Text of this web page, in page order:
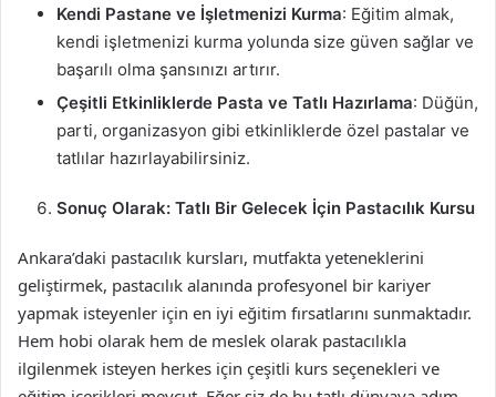
Kendi Pastane ve İşletmenizi Kurma: Eğitim almak,
kendi işletmenizi kurma yolunda size güven sağlar ve
başarılı olma şansınızı artırır.
Çeşitli Etkinliklerde Pasta ve Tatlı Hazırlama: Düğün,
parti, organizasyon gibi etkinliklerde özel pastalar ve
tatlılar hazırlayabilirsiniz.
Sonuç Olarak: Tatlı Bir Gelecek İçin Pastacılık Kursu
Ankara’daki pastacılık kursları, mutfakta yeteneklerini
geliştirmek, pastacılık alanında profesyonel bir kariyer
yapmak isteyenler için en iyi eğitim fırsatlarını sunmaktadır.
Hem hobi olarak hem de meslek olarak pastacılıkla
ilgilenmek isteyen herkes için çeşitli kurs seçenekleri ve